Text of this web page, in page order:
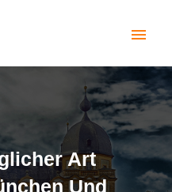
menu
(current)
Art
Und